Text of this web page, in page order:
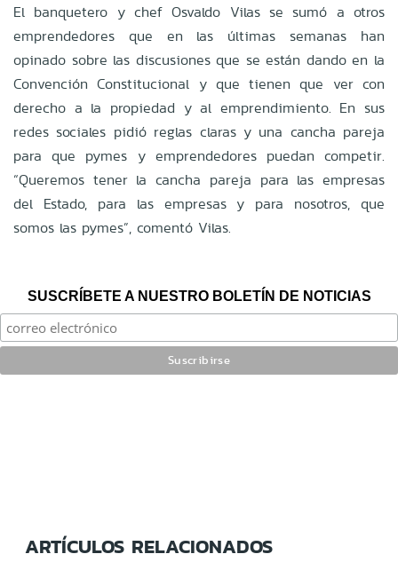
El banquetero y chef Osvaldo Vilas se sumó a otros
emprendedores que en las últimas semanas han
opinado sobre las discusiones que se están dando en la
Convención Constitucional y que tienen que ver con
derecho a la propiedad y al emprendimiento. En sus
redes sociales pidió reglas claras y una cancha pareja
para que pymes y emprendedores puedan competir.
“Queremos tener la cancha pareja para las empresas
del Estado, para las empresas y para nosotros, que
somos las pymes”, comentó Vilas.
SUSCRÍBETE A NUESTRO BOLETÍN DE NOTICIAS
ARTÍCULOS RELACIONADOS